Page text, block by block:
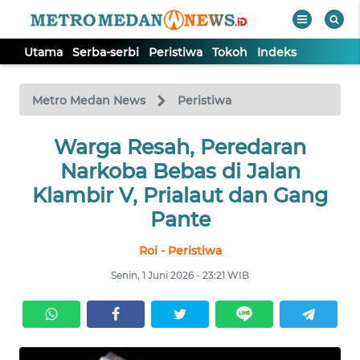
Utama Serba-serbi Peristiwa Tokoh Indeks
Metro Medan News Peristiwa
Warga Resah, Peredaran
Narkoba Bebas di Jalan
Klambir V, Prialaut dan Gang
Pante
Roi - Peristiwa
Senin, 1 Juni 2026 - 23:21 WIB
TV
Tutup
UTAMA
SERBA-
SERBI
TOKOH